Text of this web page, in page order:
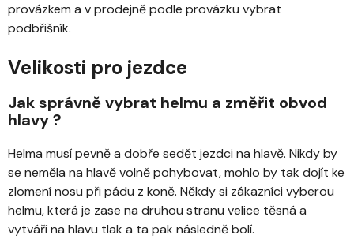
provázkem a v prodejně podle provázku vybrat
podbřišník.
Velikosti pro jezdce
Jak správně vybrat helmu a změřit obvod
hlavy ?
Helma musí pevně a dobře sedět jezdci na hlavě. Nikdy by
se neměla na hlavě volně pohybovat, mohlo by tak dojít ke
zlomení nosu při pádu z koně. Někdy si zákazníci vyberou
helmu, která je zase na druhou stranu velice těsná a
vytváří na hlavu tlak a ta pak následně bolí.